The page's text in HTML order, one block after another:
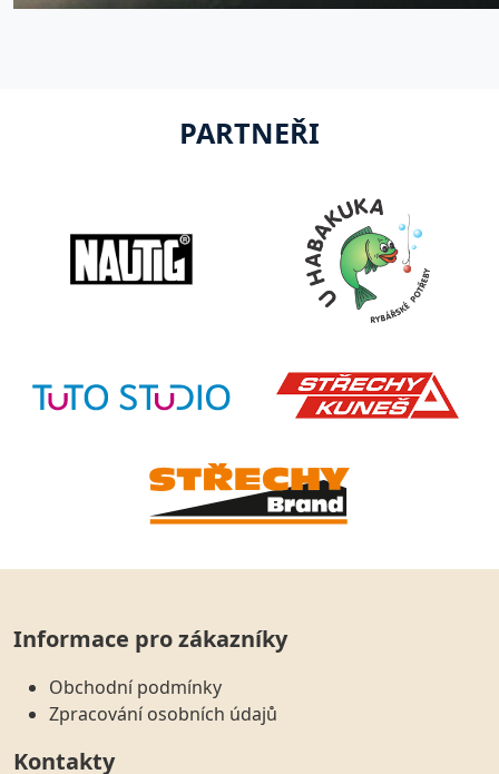
PARTNEŘI
Informace pro zákazníky
Obchodní podmínky
Zpracování osobních údajů
Kontakty